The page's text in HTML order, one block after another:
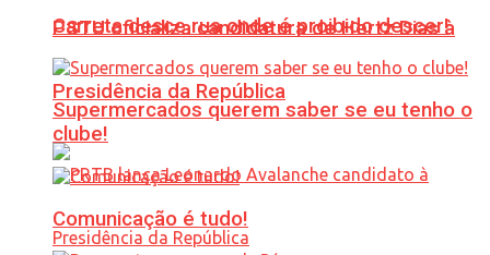
PSTU oficializa candidatura de Hertz Dias à
Presidência da República
Carreta desce rua onde é proibido descer!
Supermercados querem saber se eu tenho o
clube!
Comunicação é tudo!